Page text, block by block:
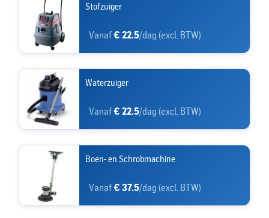
Stofzuiger
Vanaf€ 22.5/dag (excl. BTW)
Waterzuiger
Vanaf€ 22.5/dag (excl. BTW)
Boen- en Schrobmachine
Vanaf€ 37.5/dag (excl. BTW)